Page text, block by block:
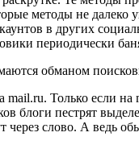
методы не
в других
периодически
обманом
Только если
блоги пестрят
слово. А ведь